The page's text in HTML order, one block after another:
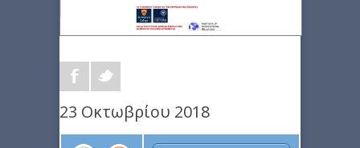
23 Οκτωβρίου 2018